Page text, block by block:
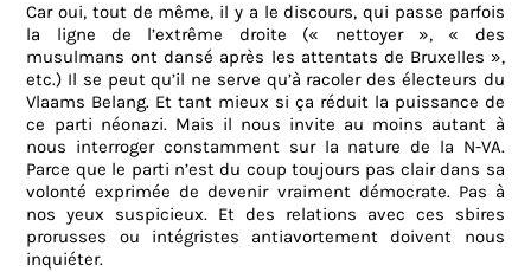
Car oui, tout de même, il y a le discours, qui passe parfois
la ligne de l’extrême droite (« nettoyer », « des
musulmans ont dansé après les attentats de Bruxelles »,
etc.) Il se peut qu’il ne serve qu’à racoler des électeurs du
Vlaams Belang. Et tant mieux si ça réduit la puissance de
ce parti néonazi. Mais il nous invite au moins autant à
nous interroger constamment sur la nature de la N-VA.
Parce que le parti n’est du coup toujours pas clair dans sa
volonté exprimée de devenir vraiment démocrate. Pas à
nos yeux suspicieux. Et des relations avec ces sbires
prorusses ou intégristes antiavortement doivent nous
inquiéter.